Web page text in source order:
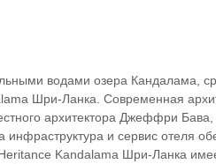
водами озера Кандалама,
Шри-Ланка. Современная
архитектора Джеффри
и сервис отеля
Kandalama Шри-Ланка